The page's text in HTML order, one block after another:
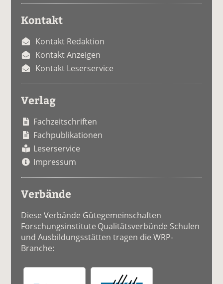
Kontakt
Kontakt Redaktion
Kontakt Anzeigen
Kontakt Leserservice
Verlag
Fachzeitschriften
Fachpublikationen
Leserservice
Impressum
Verbände
Diese Verbände Gütegemeinschaften
Forschungsinstitute Qualitätsverbünde Schulen
und Ausbildungsstätten tragen die WRP-
Branche: